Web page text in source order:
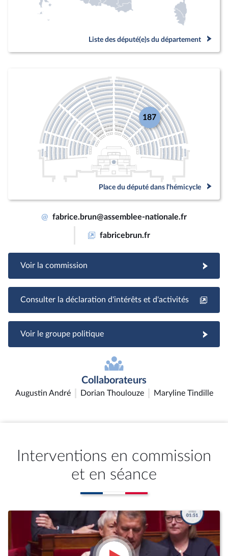
Liste des député(e)s du département
187
Place du député dans l'hémicycle
@ fabrice.brun@assemblee-nationale.fr
fabricebrun.fr
Voir la commission
Consulter la déclaration d'intérêts et d'activités
Voir le groupe politique
Collaborateurs
Augustin André Dorian Thoulouze Maryline Tindille
Interventions en commission
et en séance